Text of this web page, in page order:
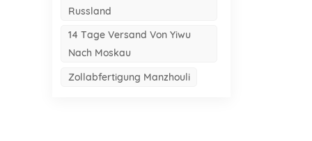
Russland
14 Tage Versand Von Yiwu
Nach Moskau
Zollabfertigung Manzhouli